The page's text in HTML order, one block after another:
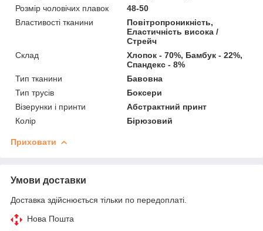
Розмір чоловічих плавок
48-50
Властивості тканини
Повітропроникність,
Еластичність висока /
Стрейч
Склад
Хлопок - 70%, Бамбук - 22%,
Спандекс - 8%
Тип тканини
Бавовна
Тип трусів
Боксери
Візерунки і принти
Абстрактний принт
Колір
Бірюзовий
Приховати
Умови доставки
Доставка здійснюється тільки по передоплаті.
Нова Пошта